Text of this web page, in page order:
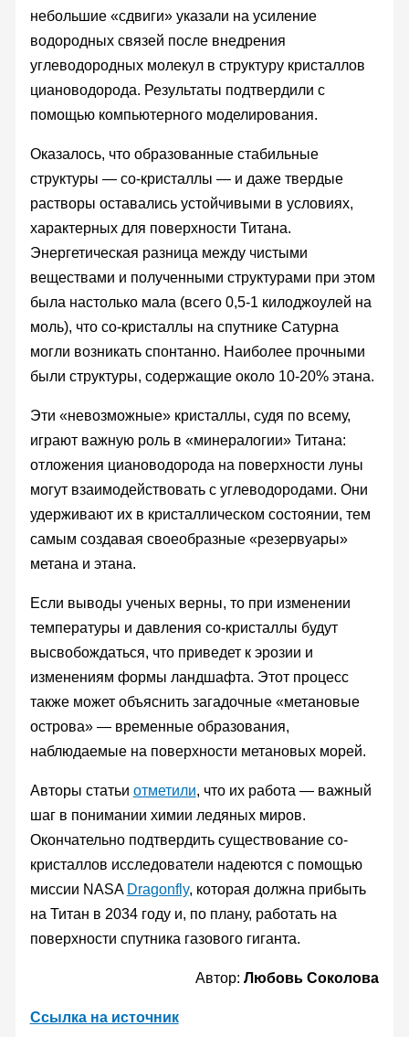
небольшие «сдвиги» указали на усиление
водородных связей после внедрения
углеводородных молекул в структуру кристаллов
циановодорода. Результаты подтвердили с
помощью компьютерного моделирования.
Оказалось, что образованные стабильные
структуры — со-кристаллы — и даже твердые
растворы оставались устойчивыми в условиях,
характерных для поверхности Титана.
Энергетическая разница между чистыми
веществами и полученными структурами при этом
была настолько мала (всего 0,5-1 килоджоулей на
моль), что со-кристаллы на спутнике Сатурна
могли возникать спонтанно. Наиболее прочными
были структуры, содержащие около 10-20% этана.
Эти «невозможные» кристаллы, судя по всему,
играют важную роль в «минералогии» Титана:
отложения циановодорода на поверхности луны
могут взаимодействовать с углеводородами. Они
удерживают их в кристаллическом состоянии, тем
самым создавая своеобразные «резервуары»
метана и этана.
Если выводы ученых верны, то при изменении
температуры и давления со-кристаллы будут
высвобождаться, что приведет к эрозии и
изменениям формы ландшафта. Этот процесс
также может объяснить загадочные «метановые
острова» — временные образования,
наблюдаемые на поверхности метановых морей.
Авторы статьи отметили, что их работа — важный
шаг в понимании химии ледяных миров.
Окончательно подтвердить существование со-
кристаллов исследователи надеются с помощью
миссии NASA Dragonfly, которая должна прибыть
на Титан в 2034 году и, по плану, работать на
поверхности спутника газового гиганта.
Автор:Любовь Соколова
Ссылка на источник